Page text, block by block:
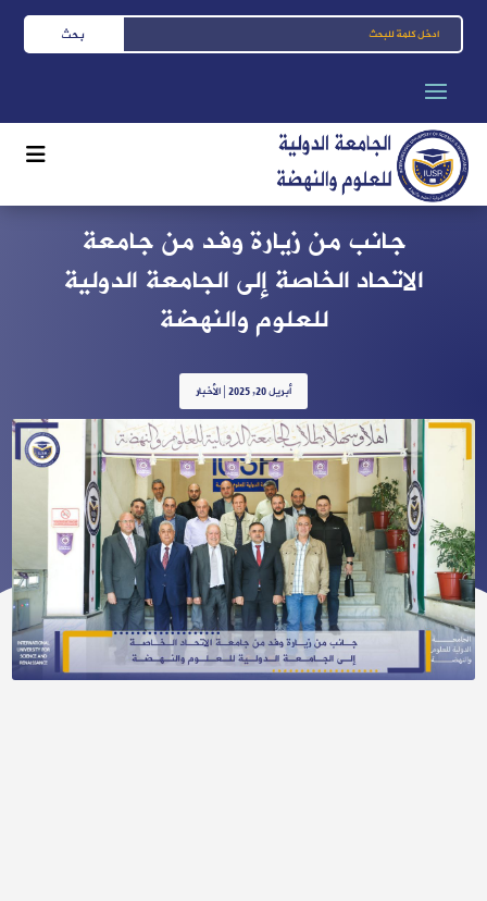
جانب من زيارة وفد من جامعة
الاتحاد الخاصة إلى الجامعة الدولية
للعلوم والنهضة
أبريل 20, 2025 |الأخبار